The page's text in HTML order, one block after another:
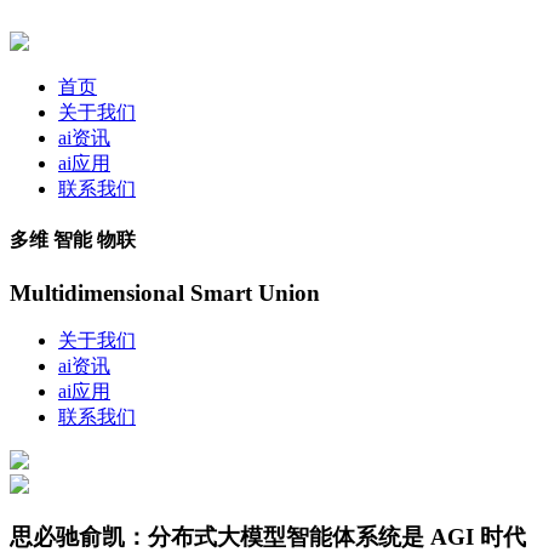
首页
关于我们
ai资讯
ai应用
联系我们
多维 智能 物联
Multidimensional Smart Union
关于我们
ai资讯
ai应用
联系我们
思必驰俞凯：分布式大模型智能体系统是 AGI 时代